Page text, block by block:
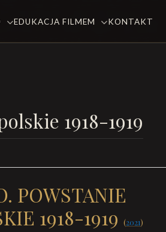
EDUKACJA FILMEM KONTAKT
1918-1919
POWSTANIE
1918-1919 (2021)